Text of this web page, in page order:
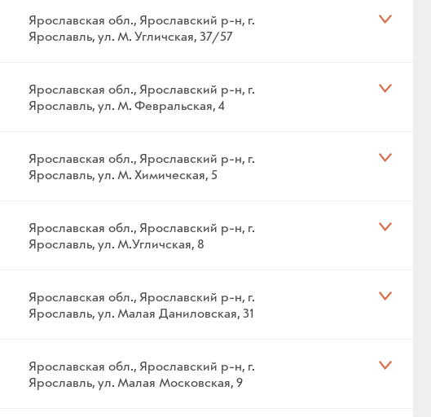
Ярославская обл., Ярославский р-н, г.
Ярославль, ул. М. Угличская, 37/57
Ярославская обл., Ярославский р-н, г.
Ярославль, ул. М. Февральская, 4
Ярославская обл., Ярославский р-н, г.
Ярославль, ул. М. Химическая, 5
Ярославская обл., Ярославский р-н, г.
Ярославль, ул. М.Угличская, 8
Ярославская обл., Ярославский р-н, г.
Ярославль, ул. Малая Даниловская, 31
Ярославская обл., Ярославский р-н, г.
Ярославль, ул. Малая Московская, 9